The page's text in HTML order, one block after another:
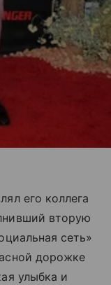
его коллега
вторую
сеть»
дорожке
улыбка и